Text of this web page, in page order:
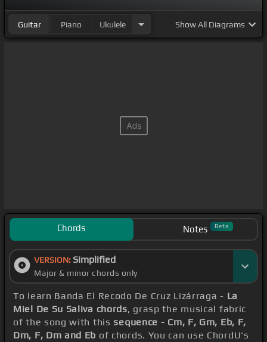
Guitar Piano Ukulele ShowAll Diagrams
Chords Notes Beta
VERSION: Simplified
Major & minor chords only
To learn Banda El Recodo De Cruz Lizárraga - La
Miel De Su Saliva chords, grasp the musical fabric
of the song with thissequence - Cm, F, Gm, Eb, F,
Dm, F, Dm and Eb of chords. You can use ChordU's